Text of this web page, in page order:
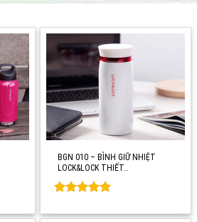
BGN 010 – BÌNH GIỮ NHIỆT
LOCK&LOCK THIẾT…
out of 5